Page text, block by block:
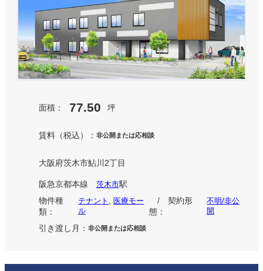
面積： 77.50 坪
賃料（税込）： 非公開または応相談
⼤阪府茨⽊市鮎川2丁⽬
阪急京都本線 茨木市駅
物件種
類：
テナント
医療モー
ル
/ 契約形
態：
不明/非公
開
引き渡し月： 非公開または応相談